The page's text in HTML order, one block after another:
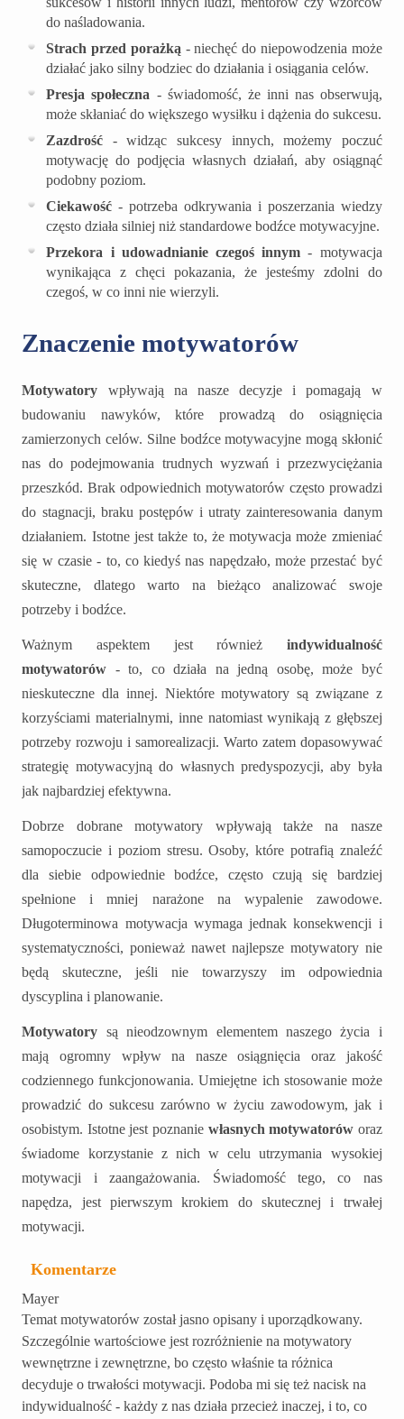
do naśladowania.
Strach przed porażką- niechęć do niepowodzenia może
działać jako silny bodziec do działania i osiągania celów.
Presja społeczna - świadomość, że inni nas obserwują,
może skłaniać do większego wysiłku i dążenia do sukcesu.
Zazdrość - widząc sukcesy innych, możemy poczuć
motywację do podjęcia własnych działań, aby osiągnąć
podobny poziom.
Ciekawość - potrzeba odkrywania i poszerzania wiedzy
często działa silniej niż standardowe bodźce motywacyjne.
Przekora i udowadnianie czegoś innym - motywacja
wynikająca z chęci pokazania, że jesteśmy zdolni do
czegoś, w co inni nie wierzyli.
Znaczenie motywatorów
Motywatory wpływają na nasze decyzje i pomagają w
budowaniu nawyków, które prowadzą do osiągnięcia
zamierzonych celów. Silne bodźce motywacyjne mogą skłonić
nas do podejmowania trudnych wyzwań i przezwyciężania
przeszkód. Brak odpowiednich motywatorów często prowadzi
do stagnacji, braku postępów i utraty zainteresowania danym
działaniem. Istotne jest także to, że motywacja może zmieniać
się w czasie - to, co kiedyś nas napędzało, może przestać być
skuteczne, dlatego warto na bieżąco analizować swoje
potrzeby i bodźce.
Ważnym aspektem jest również indywidualność
motywatorów - to, co działa na jedną osobę, może być
nieskuteczne dla innej. Niektóre motywatory są związane z
korzyściami materialnymi, inne natomiast wynikają z głębszej
potrzeby rozwoju i samorealizacji. Warto zatem dopasowywać
strategię motywacyjną do własnych predyspozycji, aby była
jak najbardziej efektywna.
Dobrze dobrane motywatory wpływają także na nasze
samopoczucie i poziom stresu. Osoby, które potrafią znaleźć
dla siebie odpowiednie bodźce, często czują się bardziej
spełnione i mniej narażone na wypalenie zawodowe.
Długoterminowa motywacja wymaga jednak konsekwencji i
systematyczności, ponieważ nawet najlepsze motywatory nie
będą skuteczne, jeśli nie towarzyszy im odpowiednia
dyscyplina i planowanie.
Motywatory są nieodzownym elementem naszego życia i
mają ogromny wpływ na nasze osiągnięcia oraz jakość
codziennego funkcjonowania. Umiejętne ich stosowanie może
prowadzić do sukcesu zarówno w życiu zawodowym, jak i
osobistym. Istotne jest poznanie własnych motywatorów oraz
świadome korzystanie z nich w celu utrzymania wysokiej
motywacji i zaangażowania. Świadomość tego, co nas
napędza, jest pierwszym krokiem do skutecznej i trwałej
motywacji.
Komentarze
Mayer
Temat motywatorów został jasno opisany i uporządkowany.
Szczególnie wartościowe jest rozróżnienie na motywatory
wewnętrzne i zewnętrzne, bo często właśnie ta różnica
decyduje o trwałości motywacji. Podoba mi się też nacisk na
indywidualność - każdy z nas działa przecież inaczej, i to, co